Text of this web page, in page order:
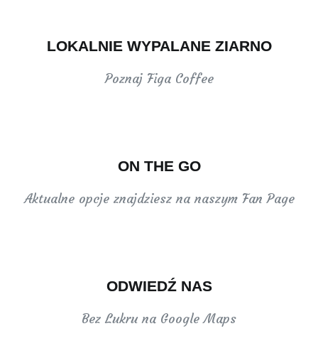
LOKALNIE WYPALANE ZIARNO
Poznaj Figa Coffee
ON THE GO
Aktualne opcje znajdziesz na naszym Fan Page
ODWIEDŹ NAS
Bez Lukru na Google Maps